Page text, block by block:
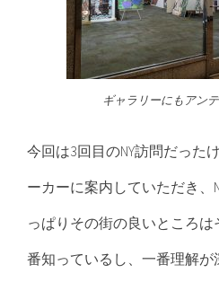
ギャラリーにもアン
今回は3回目のNY訪問だった
ーカーに案内していただき、
っぱりその街の良いところ
番知っているし、一番理解が